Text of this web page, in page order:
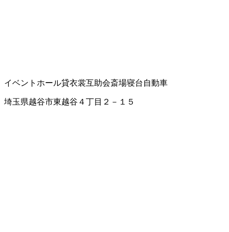
イベントホール貸衣裳互助会斎場寝台自動車
埼玉県越谷市東越谷４丁目２－１５